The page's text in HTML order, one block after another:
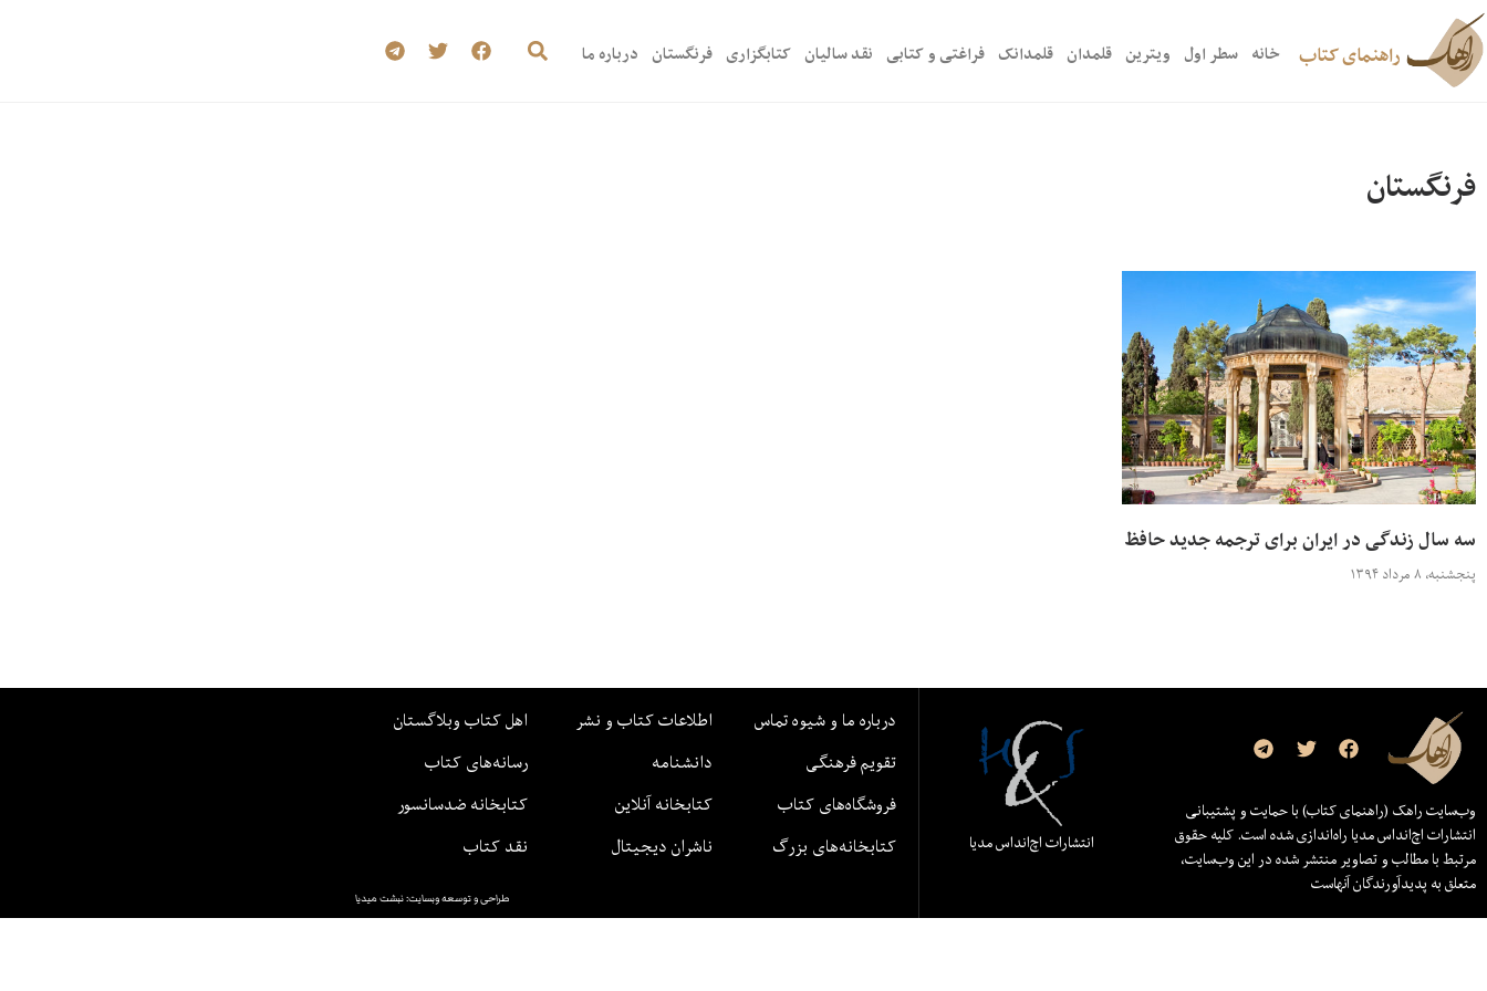
راهنمای کتاب خانه سطر اول ویترین قلمدان قلمدانک فراغتی و کتابی نقد سالیان کتابگزاری فرنگستان درباره ما
فرنگستان
سه سال زندگی در ایران برای ترجمه‌ جدید حافظ
پنجشنبه، ۸ مرداد ۱۳۹۴
وب‌سایت راهک (راهنمای کتاب) با حمایت و پشتیبانی
انتشارات اچ‌اند‌اس مدیا راه‌اندازی شده است. کلیه حقوق
مرتبط با مطالب و تصاویر منتشر شده در این وب‌سایت،
متعلق به پدیدآورندگان آنهاست
انتشارات اچ‌اند‌اس مدیا
درباره ما و شیوه تماس
تقویم فرهنگی
فروشگاه‌های کتاب
کتابخانه‌های بزرگ
اطلاعات کتاب و نشر
دانشنامه
کتابخانه آنلاین
ناشران دیجیتال
اهل کتاب وبلاگستان
رسانه‌های کتاب
کتابخانه ضدسانسور
نقد کتاب
طراحی و توسعه وبسایت: نبشت میدیا